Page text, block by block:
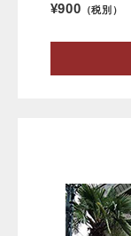
¥900 （税別）